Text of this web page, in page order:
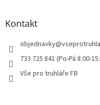
Kontakt
objednavky@
733 725 841 (Po-Pá 8:00-
Vše pro truhláře FB